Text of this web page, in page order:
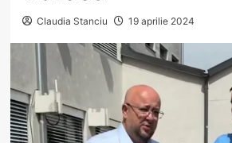
Claudia Stanciu 19 aprilie 2024